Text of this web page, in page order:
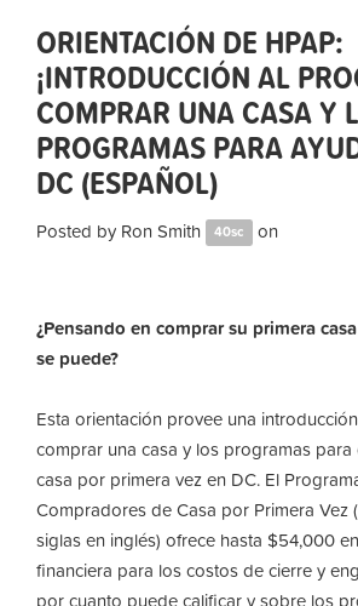
ORIENTACIÓN DE HPAP:
¡INTRODUCCIÓN AL
COMPRAR UNA CASA Y
PROGRAMAS PARA
DC (ESPAÑOL)
Posted by Ron Smith 40sc on
¿Pensando en comprar su primera
se puede?
Esta orientación provee una
comprar una casa y los programas
casa por primera vez en DC. El
Compradores de Casa por Primera Vez
siglas en inglés) ofrece hasta $54,000
financiera para los costos de cierre y
por cuanto puede calificar y sobre los